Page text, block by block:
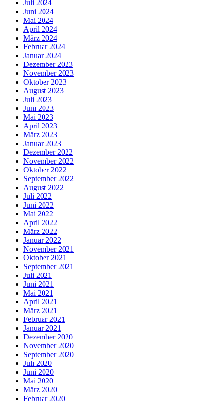
Juli 2024
Juni 2024
Mai 2024
April 2024
März 2024
Februar 2024
Januar 2024
Dezember 2023
November 2023
Oktober 2023
August 2023
Juli 2023
Juni 2023
Mai 2023
April 2023
März 2023
Januar 2023
Dezember 2022
November 2022
Oktober 2022
September 2022
August 2022
Juli 2022
Juni 2022
Mai 2022
April 2022
März 2022
Januar 2022
November 2021
Oktober 2021
September 2021
Juli 2021
Juni 2021
Mai 2021
April 2021
März 2021
Februar 2021
Januar 2021
Dezember 2020
November 2020
September 2020
Juli 2020
Juni 2020
Mai 2020
März 2020
Februar 2020